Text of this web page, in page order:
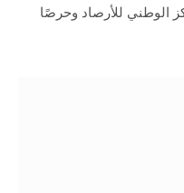
الوطني للأرصاد وحرصًا